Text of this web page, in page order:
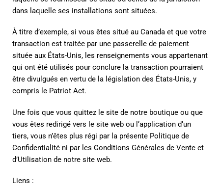
dans laquelle ses installations sont situées.
À titre d’exemple, si vous êtes situé au Canada et que votre
transaction est traitée par une passerelle de paiement
située aux États-Unis, les renseignements vous appartenant
qui ont été utilisés pour conclure la transaction pourraient
être divulgués en vertu de la législation des États-Unis, y
compris le Patriot Act.
Une fois que vous quittez le site de notre boutique ou que
vous êtes redirigé vers le site web ou l’application d’un
tiers, vous n’êtes plus régi par la présente Politique de
Confidentialité ni par les Conditions Générales de Vente et
d’Utilisation de notre site web.
Liens :